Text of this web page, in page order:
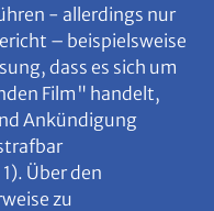
- allerdings nur
– beispielsweise
dass es sich um
Film" handelt,
Ankündigung
Über den
zu